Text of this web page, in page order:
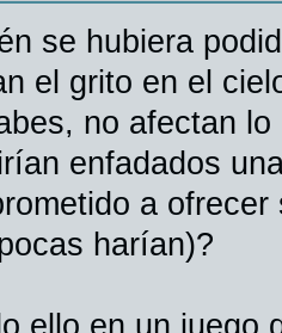
se hubiera
el grito en el
no afectan
enfadados
a
harían)?
ello en un juego